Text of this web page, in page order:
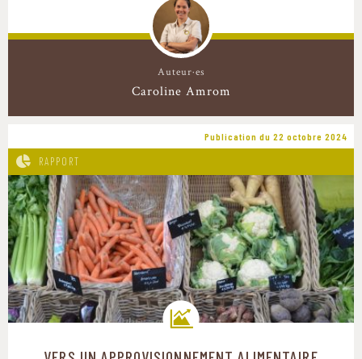
Auteur·es
Caroline Amrom
Publication du 22 octobre 2024
RAPPORT